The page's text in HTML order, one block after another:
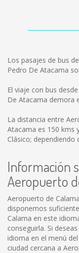
Los pasajes de bus
Pedro De Atacama
El viaje con bus
De Atacama demora
La distancia entre
Atacama es 150 kms
Clásico;
Información
Aeropuerto
Aeropuerto de
disponemos
Calama en este
conseguirla. Si
idioma en el menú
ciudad cercana a